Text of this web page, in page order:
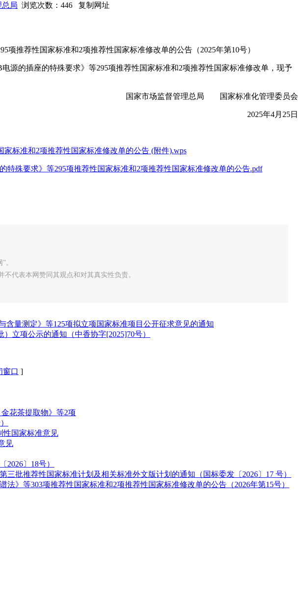
总局 浏览次数： 446
复制网址
推荐性国家标准和2项推荐性国家标准修改单的公告（2025年第10号）
源的插座的特殊要求》等295项推荐性国家标准和2项推荐性国家标准修改单，现予
国家市场监督管理总局 国家标准化管理委员会
2025年4月25日
标准和2项推荐性国家标准修改单的公告 (附件).wps
特殊要求》等295项推荐性国家标准和2项推荐性国家标准修改单的公告.pdf
。
代表本网赞同其观点和对其真实性负责。
量测定》等125项拟立项国家标准项目公开征求意见的通知
立项公示的通知（中香协字[2025]70号）
窗口 ]
花茶提取物》等2项
性国家标准意见
见
〕18号）
批推荐性国家标准计划及相关标准外文版计划的通知（国标委发〔2026〕17 号）
》等303项推荐性国家标准和2项推荐性国家标准修改单的公告（2026年第15号）